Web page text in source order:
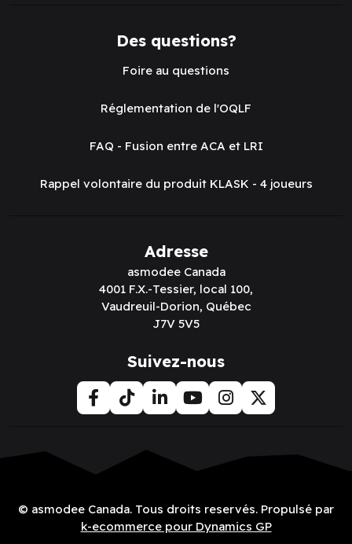
Des questions?
Foire au questions
Réglementation de l'OQLF
FAQ - Fusion entre ACA et LRI
Rappel volontaire du produit KLASK - 4 joueurs
Adresse
asmodee Canada
4001 F.X.-Tessier, local 100,
Vaudreuil-Dorion, Québec
J7V 5V5
Suivez-nous
© asmodee Canada. Tous droits reservés. Propulsé par
k-ecommerce pour Dynamics GP